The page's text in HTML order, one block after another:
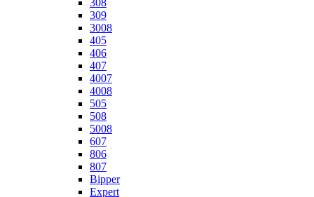
309
3008
405
406
407
4007
4008
505
508
5008
607
806
807
Bipper
Expert